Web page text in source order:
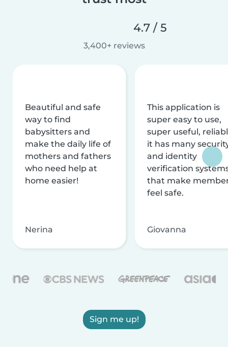
4.7 / 5
3,400+ reviews
Beautiful and safe
way to find
babysitters and
make the daily life of
mothers and fathers
who need help at
home easier!
Nerina
This application is
super easy to use,
super useful,
it has many
and identity
verification
that make
feel safe.
Giovanna
Sign me up!